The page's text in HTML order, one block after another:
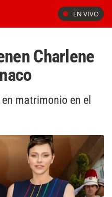
EN VIVO
Charlene
matrimonio en el